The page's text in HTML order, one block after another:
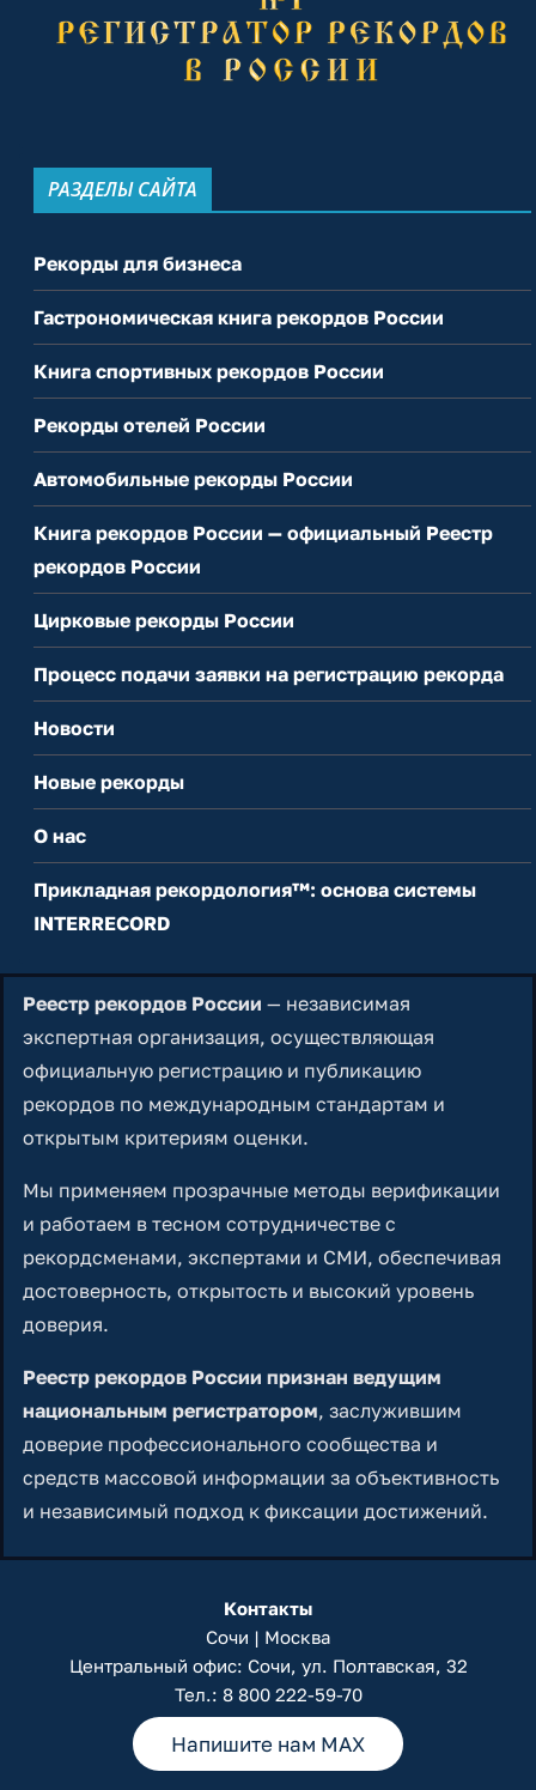
РАЗДЕЛЫ САЙТА
Рекорды для бизнеса
Гастрономическая книга рекордов России
Книга спортивных рекордов России
Рекорды отелей России
Автомобильные рекорды России
Книга рекордов России — официальный Реестр
рекордов России
Цирковые рекорды России
Процесс подачи заявки на регистрацию рекорда
Новости
Новые рекорды
О нас
Прикладная рекордология™: основа системы
INTERRECORD
Реестр рекордов России — независимая
экспертная организация, осуществляющая
официальную регистрацию и публикацию
рекордов по международным стандартам и
открытым критериям оценки.
Мы применяем прозрачные методы верификации
и работаем в тесном сотрудничестве с
рекордсменами, экспертами и СМИ, обеспечивая
достоверность, открытость и высокий уровень
доверия.
Реестр рекордов России признан ведущим
национальным регистратором, заслужившим
доверие профессионального сообщества и
средств массовой информации за объективность
и независимый подход к фиксации достижений.
Контакты
Сочи | Москва
Центральный офис: Сочи, ул. Полтавская, 32
Тел.: 8 800 222-59-70
Напишите нам MAX